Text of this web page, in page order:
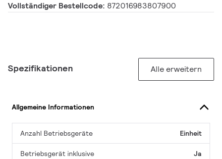
Vollständiger Bestellcode: 872016983807900
Spezifikationen Alle erweitern
Allgemeine Informationen
Anzahl Betriebsgeräte Einheit
Betriebsgerät inklusive Ja